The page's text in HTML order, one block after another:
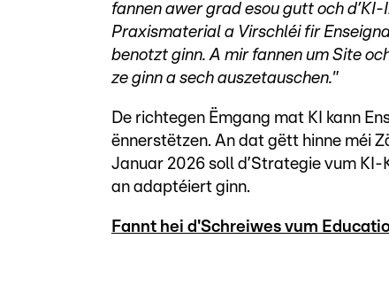
fannen awer grad esou gutt och
Praxismaterial a Virschléi fir
benotzt ginn. A mir fannen um Site
ze ginn a sech auszetauschen."
De richtegen Ëmgang mat KI kann
ënnerstëtzen. An dat gëtt hinne méi
Januar 2026 soll d’Strategie vum
an adaptéiert ginn.
Fannt hei d'Schreiwes vum